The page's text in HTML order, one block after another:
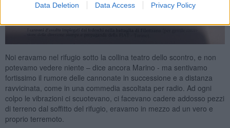
Data Deletion Data Access Privacy Policy
Noi eravamo nel rifugio sotto la collina teatro dello scontro, e non
potevamo vedere niente – dice ancora Marino - ma sentivamo
fortissimo il rumore delle cannonate in successione e a distanza
ravvicinata, come in una commedia ascoltata per radio. Ad ogni
colpo le vibrazioni ci scuotevano, ci facevano cadere addosso pezzi
di terreno dal soffitto del rifugio, eravamo in mezzo ad un vero e
proprio terremoto.